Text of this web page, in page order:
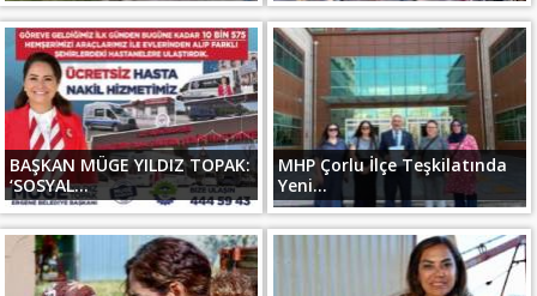
BAŞKAN MÜGE YILDIZ TOPAK:
‘SOSYAL...
MHP Çorlu İlçe Teşkilatında
Yeni...